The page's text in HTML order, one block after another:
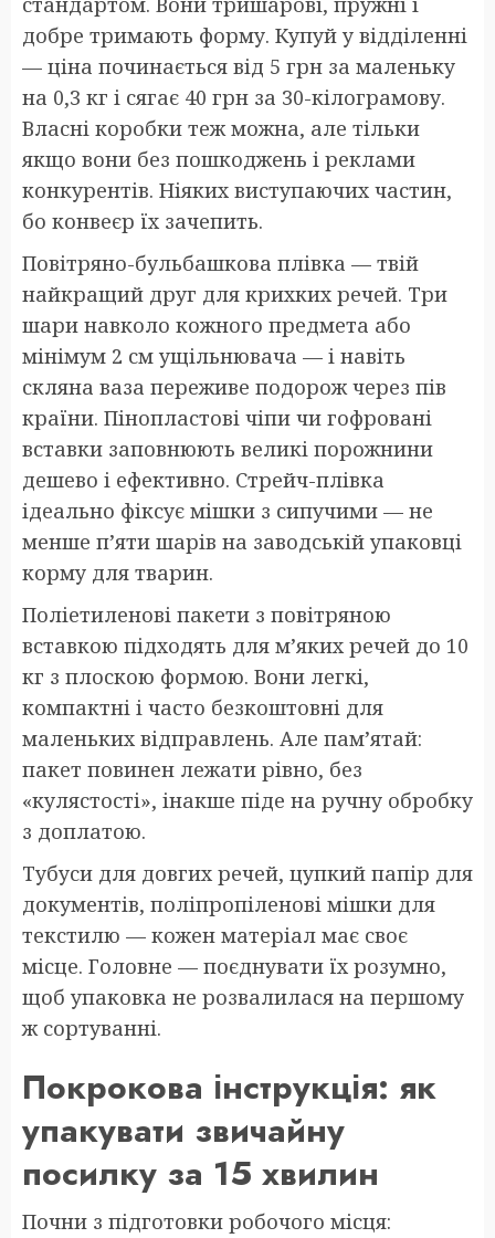
добре тримають форму. Купуй у відділенні
— ціна починається від 5 грн за маленьку
на 0,3 кг і сягає 40 грн за 30-кілограмову.
Власні коробки теж можна, але тільки
якщо вони без пошкоджень і реклами
конкурентів. Ніяких виступаючих частин,
бо конвеєр їх зачепить.
Повітряно-бульбашкова плівка — твій
найкращий друг для крихких речей. Три
шари навколо кожного предмета або
мінімум 2 см ущільнювача — і навіть
скляна ваза переживе подорож через пів
країни. Пінопластові чіпи чи гофровані
вставки заповнюють великі порожнини
дешево і ефективно. Стрейч-плівка
ідеально фіксує мішки з сипучими — не
менше п’яти шарів на заводській упаковці
корму для тварин.
Поліетиленові пакети з повітряною
вставкою підходять для м’яких речей до 10
кг з плоскою формою. Вони легкі,
компактні і часто безкоштовні для
маленьких відправлень. Але пам’ятай:
пакет повинен лежати рівно, без
«кулястості», інакше піде на ручну обробку
з доплатою.
Тубуси для довгих речей, цупкий папір для
документів, поліпропіленові мішки для
текстилю — кожен матеріал має своє
місце. Головне — поєднувати їх розумно,
щоб упаковка не розвалилася на першому
ж сортуванні.
Покрокова інструкція: як
упакувати звичайну
посилку за 15 хвилин
Почни з підготовки робочого місця: